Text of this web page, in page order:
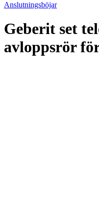
Anslutningsböjar
Geberit set
avloppsrör